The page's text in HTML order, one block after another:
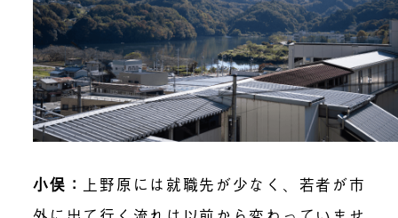
小俣： 上野原には就職先が少なく、若者が市